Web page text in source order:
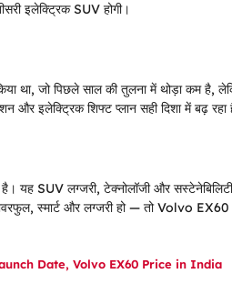
इलेक्ट्रिक SUV होगी।
था, जो पिछले साल की तुलना में थोड़ा कम है,
और इलेक्ट्रिक शिफ्ट प्लान सही दिशा में बढ़ रहा
यह SUV लग्जरी, टेक्नोलॉजी और
स्मार्ट और लग्जरी हो — तो Volvo
Date, Volvo EX60 Price in India